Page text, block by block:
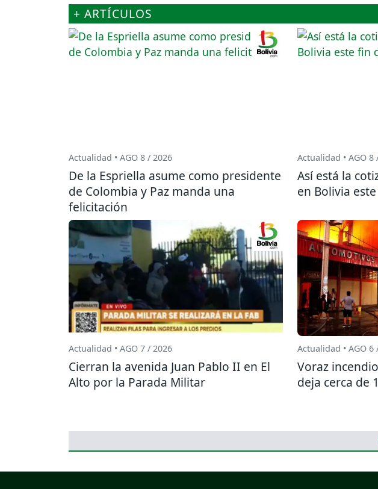
+ ARTÍCULOS
Actualidad • AGO 8 / 2026
De la Espriella asume como presidente
de Colombia y Paz manda una
felicitación
Actualidad • AGO 8
Así está la
en Bolivia
Actualidad • AGO 7 / 2026
Cierran la avenida Juan Pablo II en El
Alto por la Parada Militar
Actualidad • AGO 6
Voraz
deja cerca de